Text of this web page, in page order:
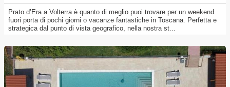
Prato d’Era a Volterra è quanto di meglio puoi trovare per un weekend
fuori porta di pochi giorni o vacanze fantastiche in Toscana. Perfetta e
strategica dal punto di vista geografico, nella nostra st...